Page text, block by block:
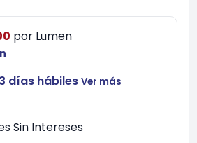
por Lumen
días hábiles Ver más
Sin Intereses